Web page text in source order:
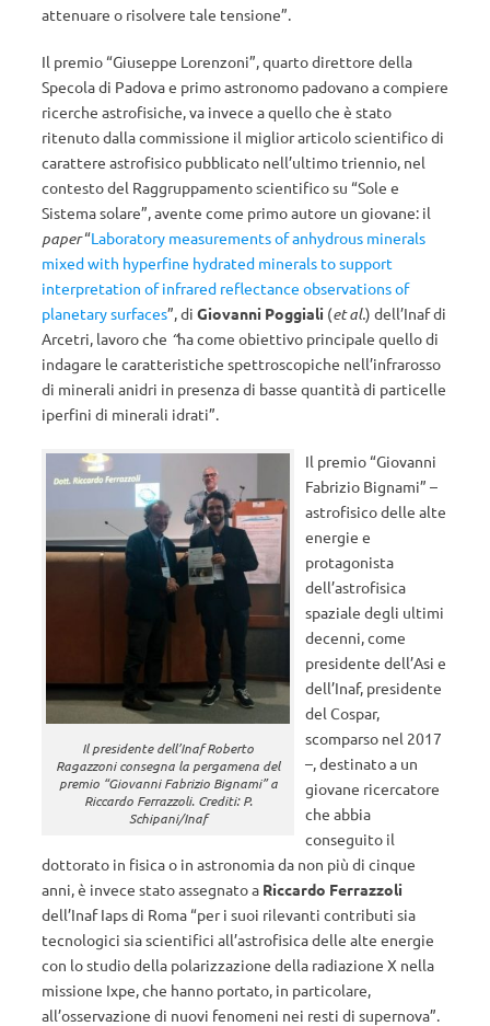
attenuare o risolvere tale tensione”.
Il premio “Giuseppe Lorenzoni”, quarto direttore della
Specola di Padova e primo astronomo padovano a compiere
ricerche astrofisiche, va invece a quello che è stato
ritenuto dalla commissione il miglior articolo scientifico di
carattere astrofisico pubblicato nell’ultimo triennio, nel
contesto del Raggruppamento scientifico su “Sole e
Sistema solare”, avente come primo autore un giovane: il
paper“Laboratory measurements of anhydrous minerals
mixed with hyperfine hydrated minerals to support
interpretation of infrared reflectance observations of
planetary surfaces”, di Giovanni Poggiali (et al.) dell’Inaf di
Arcetri, lavoro che “ha come obiettivo principale quello di
indagare le caratteristiche spettroscopiche nell’infrarosso
di minerali anidri in presenza di basse quantità di particelle
iperfini di minerali idrati”.
Il presidente dell’Inaf Roberto
Ragazzoni consegna la pergamena del
premio “Giovanni Fabrizio Bignami” a
Riccardo Ferrazzoli. Crediti: P.
Schipani/Inaf
Il premio “Giovanni
Fabrizio Bignami” –
astrofisico delle alte
energie e
protagonista
dell’astrofisica
spaziale degli ultimi
decenni, come
presidente dell’Asi e
dell’Inaf, presidente
del Cospar,
scomparso nel 2017
–, destinato a un
giovane ricercatore
che abbia
conseguito il
dottorato in fisica o in astronomia da non più di cinque
anni, è invece stato assegnato a Riccardo Ferrazzoli
dell’Inaf Iaps di Roma “per i suoi rilevanti contributi sia
tecnologici sia scientifici all’astrofisica delle alte energie
con lo studio della polarizzazione della radiazione X nella
missione Ixpe, che hanno portato, in particolare,
all’osservazione di nuovi fenomeni nei resti di supernova”.